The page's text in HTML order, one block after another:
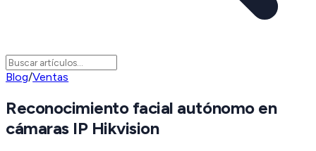
Blog/Ventas
Reconocimiento facial autónomo en
cámaras IP Hikvision